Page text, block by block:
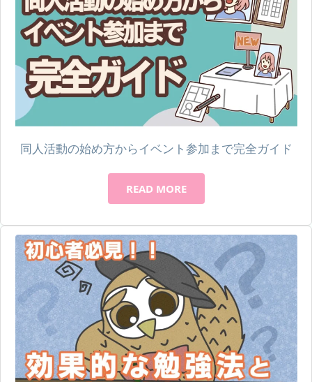
同人活動の始め方からイベント参加まで完全ガイド
READ MORE